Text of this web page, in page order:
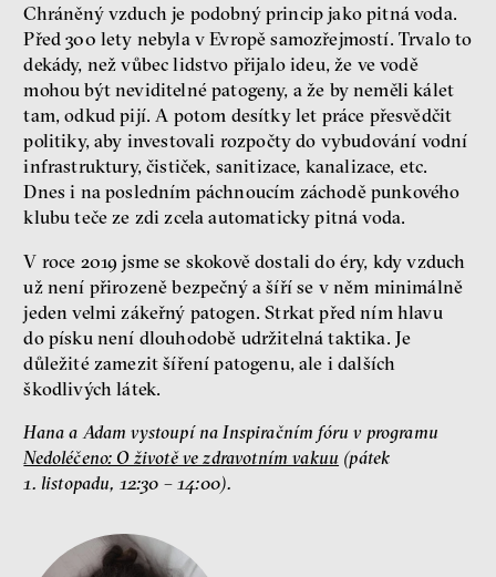
Chráněný vzduch je podobný princip jako pitná voda.
Před 300 lety nebyla v Evropě samozřejmostí. Trvalo to
dekády, než vůbec lidstvo přijalo ideu, že ve vodě
mohou být neviditelné patogeny, a že by neměli kálet
tam, odkud pijí. A potom desítky let práce přesvědčit
politiky, aby investovali rozpočty do vybudování vodní
infrastruktury, čističek, sanitizace, kanalizace, etc.
Dnes i na posledním páchnoucím záchodě punkového
klubu teče ze zdi zcela automaticky pitná voda.
V roce 2019 jsme se skokově dostali do éry, kdy vzduch
už není přirozeně bezpečný a šíří se v něm minimálně
jeden velmi zákeřný patogen. Strkat před ním hlavu
do písku není dlouhodobě udržitelná taktika. Je
důležité zamezit šíření patogenu, ale i dalších
škodlivých látek.
Hana a Adam vystoupí na Inspiračním fóru v programu
Nedoléčeno: O životě ve zdravotním vakuu (pátek
1. listopadu, 12:30 – 14:00).